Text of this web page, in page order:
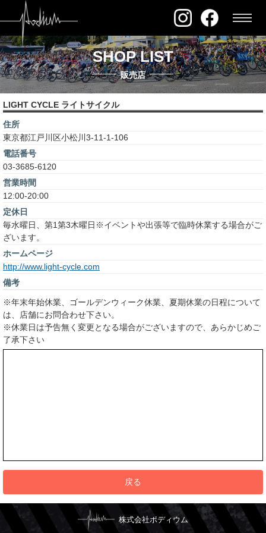
SHOP LIST
販売店
LIGHT CYCLE ライトサイクル
住所
東京都江戸川区小松川3-11-1-106
電話番号
03-3685-6120
営業時間
12:00-20:00
定休日
毎水曜日、第1第3木曜日※イベントや出張等で臨時休業する場合がご
ざいます。
ホームページ
http://www.light-cycle.com
備考
※年末年始休業、ゴールデンウィーク休業、夏期休業の日程について
は、店舗にお問合わせ下さい。
※休業日は予告無く変更となる場合がございますので、あらかじめご
了承下さい
戻る
株式会社ポディウム